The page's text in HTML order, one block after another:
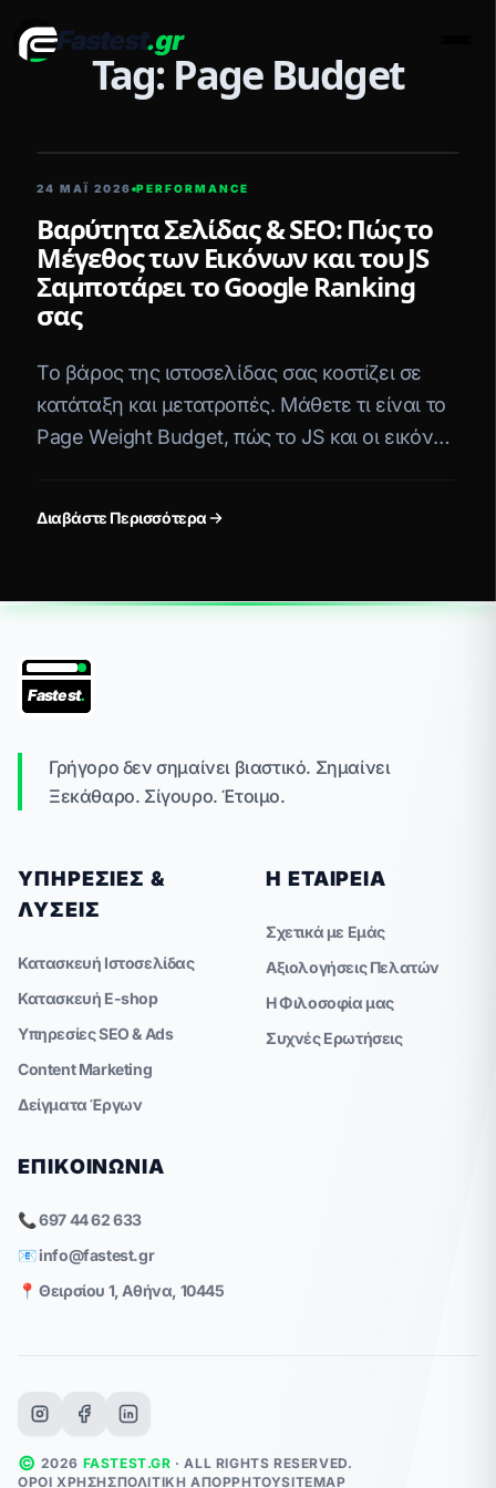
Fastest.gr
Tag: Page Budget
24 ΜΑΪ́ 2026 PERFORMANCE
Βαρύτητα Σελίδας & SEO: Πώς το
Μέγεθος των Εικόνων και του JS
Σαμποτάρει το Google Ranking
σας
Το βάρος της ιστοσελίδας σας κοστίζει σε
κατάταξη και μετατροπές. Μάθετε τι είναι το
Page Weight Budget, πώς το JS και οι εικόνες
Διαβάστε Περισσότερα
Fastest.
Γρήγορο δεν σημαίνει βιαστικό. Σημαίνει
Ξεκάθαρο. Σίγουρο. Έτοιμο.
ΥΠΗΡΕΣΊΕΣ &
ΛΎΣΕΙΣ
Κατασκευή Ιστοσελίδας
Κατασκευή E-shop
Υπηρεσίες SEO & Ads
Content Marketing
Δείγματα Έργων
Η ΕΤΑΙΡΕΊΑ
Σχετικά με Εμάς
Αξιολογήσεις Πελατών
Η Φιλοσοφία μας
Συχνές Ερωτήσεις
ΕΠΙΚΟΙΝΩΝΊΑ
📞 697 44 62 633
📧info@fastest.gr
📍 Θειρσίου 1, Αθήνα, 10445
© 2026 FASTEST.GR · ALL RIGHTS RESERVED.
ΌΡΟΙ ΧΡΉΣΗΣΠΟΛΙΤΙΚΉ ΑΠΟΡΡΉΤΟΥSITEMAP